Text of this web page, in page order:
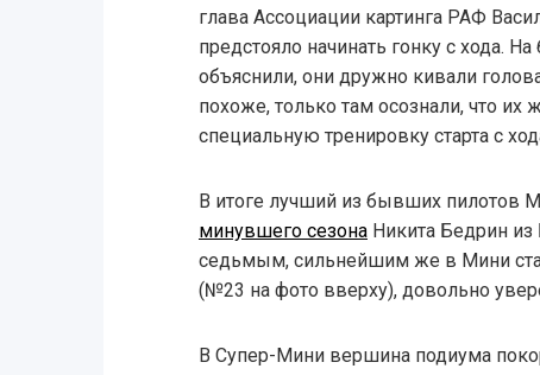
глава Ассоциации картинга РАФ
предстояло начинать гонку с хода.
объяснили, они дружно кивали
похоже, только там осознали, что
специальную тренировку старта с
В итоге лучший из бывших пилотов
минувшего сезонаНикита Бедрин
седьмым, сильнейшим же в Мини
(№23 на фото вверху), довольно
В Супер-Мини вершина подиума